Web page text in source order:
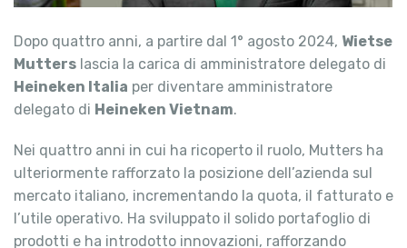
Dopo quattro anni, a partire dal 1° agosto 2024, Wietse
Mutters lascia la carica di amministratore delegato di
Heineken Italia per diventare amministratore
delegato di Heineken Vietnam.
Nei quattro anni in cui ha ricoperto il ruolo, Mutters ha
ulteriormente rafforzato la posizione dell’azienda sul
mercato italiano, incrementando la quota, il fatturato e
l’utile operativo. Ha sviluppato il solido portafoglio di
prodotti e ha introdotto innovazioni, rafforzando